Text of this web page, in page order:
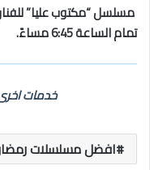
مسلسل “مكتوب عليا”
تمام الساعة 6:45 مساءً.
خدمات
افضل مسلسلات رمضان